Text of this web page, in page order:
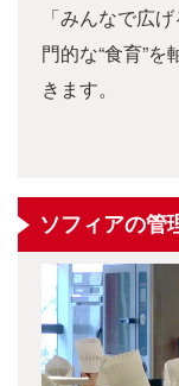
「みんなで広
門的な“食育”
きます。
ソフィアの管